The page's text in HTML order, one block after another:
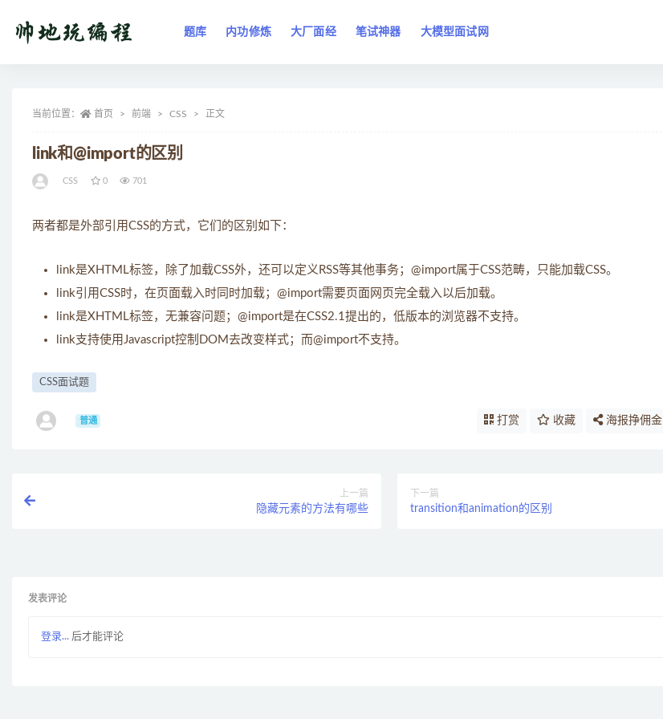
题库 内功修炼 大厂面经 笔试神器 大模型面试网
当前位置： 首页 前端 CSS 正文
link和@import的区别
CSS 0 701
两者都是外部引用CSS的方式，它们的区别如下：
link是XHTML标签，除了加载CSS外，还可以定义RSS等其他事务；@import属于CSS范畴，只能加载CSS。
link引用CSS时，在页面载入时同时加载；@import需要页面网页完全载入以后加载。
link是XHTML标签，无兼容问题；@import是在CSS2.1提出的，低版本的浏览器不支持。
link支持使用Javascript控制DOM去改变样式；而@import不支持。
CSS面试题
普通 打赏 收藏 海报挣佣金
上一篇
隐藏元素的方法有哪些
下一篇
transition和animation的区别
发表评论
登录... 后才能评论